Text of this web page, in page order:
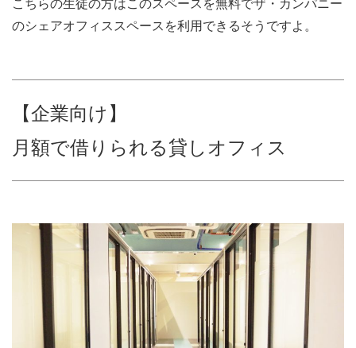
こちらの生徒の方はこのスペースを無料でザ・カンパニー
のシェアオフィススペースを利用できるそうですよ。
【企業向け】
月額で借りられる貸しオフィス